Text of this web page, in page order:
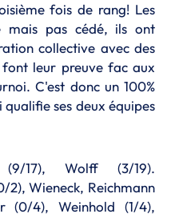
fois de rang! Les
mais pas cédé, ils ont
collective avec des
leur preuve fac aux
C'est donc un 100%
ses deux équipes
(9/17), Wolff (3/19).
2), Wieneck, Reichmann
(0/4), Weinhold (1/4),